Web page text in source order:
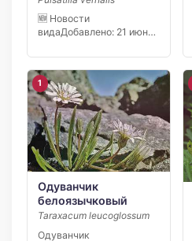
🆕 Новости
видаДобавлено: 21 июня
[…]
1
Одуванчик
белоязычковый
Taraxacum leucoglossum
Одуванчик